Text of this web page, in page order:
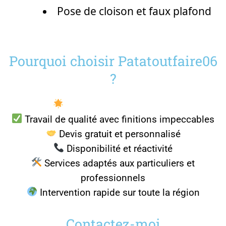
Pose de cloison et faux plafond
Pourquoi choisir Patatoutfaire06
?
Travail de qualité avec finitions impeccables
Devis gratuit et personnalisé
Disponibilité et réactivité
Services adaptés aux particuliers et
professionnels
Intervention rapide sur toute la région